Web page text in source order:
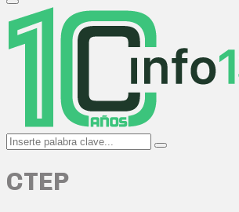
Primary
Menu
Search
for:
Search
CTEP